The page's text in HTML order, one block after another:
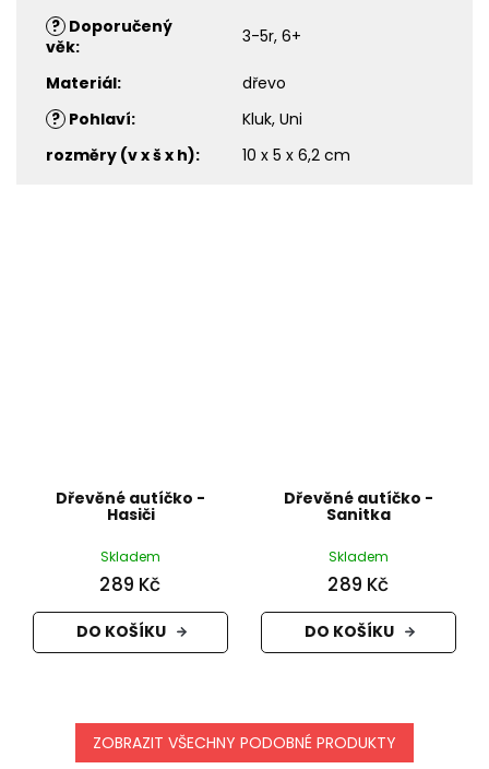
? Doporučený
věk: 3-5r, 6+
Materiál:
dřevo
? Pohlaví:
Kluk, Uni
rozměry (v x š x h): 10 x 5 x 6,2 cm
Dřevěné autíčko -
Hasiči
Skladem
289 Kč
DO KOŠÍKU
Dřevěné autíčko -
Sanitka
Skladem
289 Kč
DO KOŠÍKU
ZOBRAZIT VŠECHNY PODOBNÉ PRODUKTY